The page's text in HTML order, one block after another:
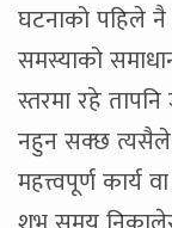
घटनाको पहिले
समस्याको
स्तरमा रहे तापनि
नहुन सक्छ त्यसैले
महत्त्वपूर्ण कार्य